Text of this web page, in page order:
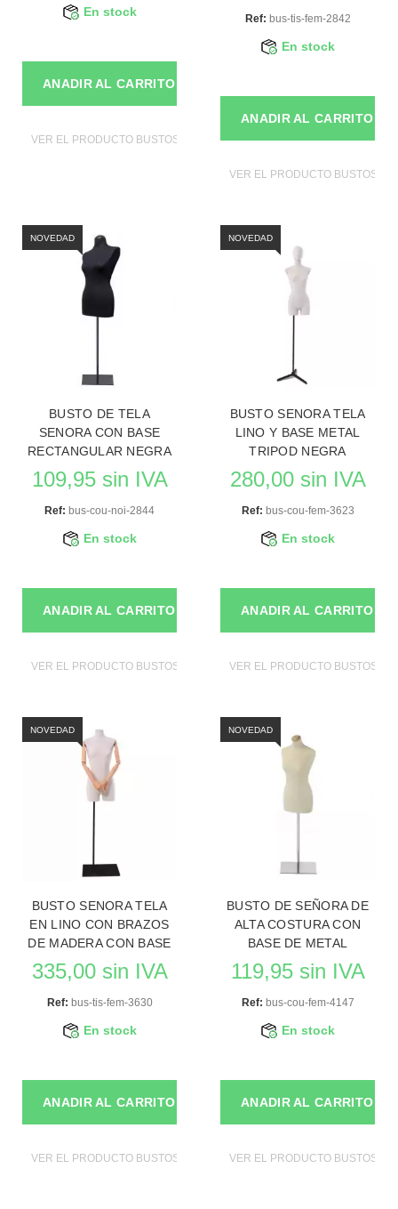
En stock
ANADIR AL CARRITO
VER EL PRODUCTO BUSTOS DE MANIQUIES
Ref: bus-tis-fem-2842
En stock
ANADIR AL CARRITO
VER EL PRODUCTO BUSTOS
NOVEDAD
BUSTO DE TELA
SENORA CON BASE
RECTANGULAR NEGRA
109,95 sin IVA
Ref: bus-cou-noi-2844
En stock
ANADIR AL CARRITO
VER EL PRODUCTO BUSTOS DE MANIQUIES
NOVEDAD
BUSTO SENORA TELA
LINO Y BASE METAL
TRIPOD NEGRA
280,00 sin IVA
Ref: bus-cou-fem-3623
En stock
ANADIR AL CARRITO
VER EL PRODUCTO BUSTOS
NOVEDAD
BUSTO SENORA TELA
EN LINO CON BRAZOS
DE MADERA CON BASE
335,00 sin IVA
Ref: bus-tis-fem-3630
En stock
ANADIR AL CARRITO
VER EL PRODUCTO BUSTOS DE MANIQUIES
NOVEDAD
BUSTO DE SEÑORA DE
ALTA COSTURA CON
BASE DE METAL
119,95 sin IVA
Ref: bus-cou-fem-4147
En stock
ANADIR AL CARRITO
VER EL PRODUCTO BUSTOS